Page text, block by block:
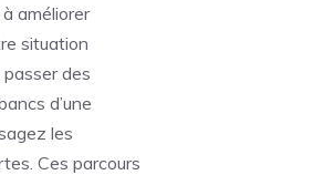
améliorer
situation
des
d’une
les
Ces parcours